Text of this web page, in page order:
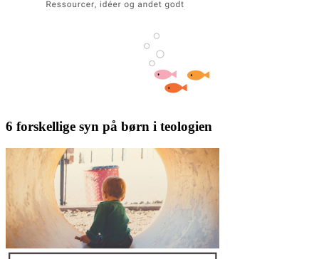
6 forskellige syn på børn i teologien